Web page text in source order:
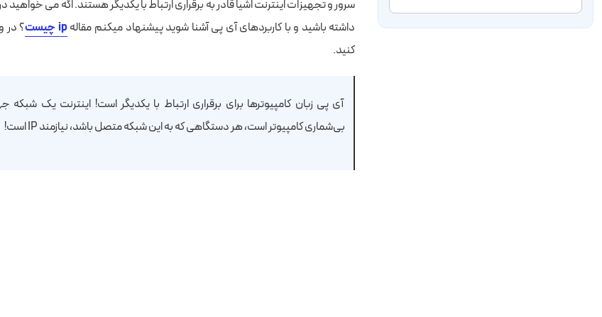
داشته باشید و با کاربردهای آی پی آشنا شوید پیشنهاد میکنم مقالهip چیست
؟ در
کنید.
آی پی زبان کامپیوترها برای برقراری ارتباط با یکدیگر است! اینترنت یک
بی‌شماری کامپیوتر است، هر دستگاهی که به این شبکه متصل باشد، نیازمند IP است!